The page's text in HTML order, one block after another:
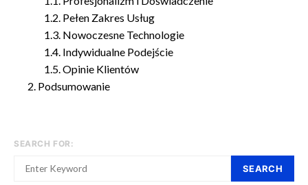
Pełen Zakres Usług
Nowoczesne Technologie
Indywidualne Podejście
Opinie Klientów
Podsumowanie
SEARCH FOR:
SEARCH